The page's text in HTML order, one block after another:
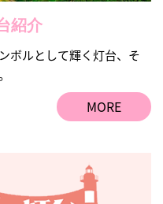
紹介
ボルとして輝く灯台、そ
MORE